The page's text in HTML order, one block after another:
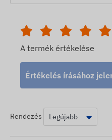
A termék értékelése
Értékelés írásához
Rendezés